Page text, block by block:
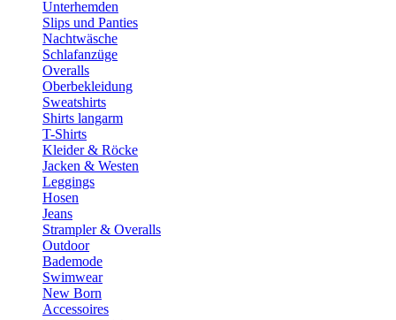
Unterhemden
Slips und Panties
Nachtwäsche
Schlafanzüge
Overalls
Oberbekleidung
Sweatshirts
Shirts langarm
T-Shirts
Kleider & Röcke
Jacken & Westen
Leggings
Hosen
Jeans
Strampler & Overalls
Outdoor
Bademode
Swimwear
New Born
Accessoires